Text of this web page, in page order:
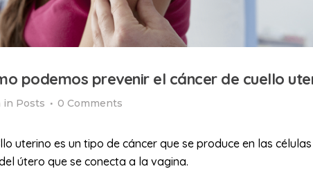
podemos prevenir el cáncer de cuello
in Posts 0 Comments
uterino es un tipo de cáncer que se produce en las
útero que se conecta a la vagina.